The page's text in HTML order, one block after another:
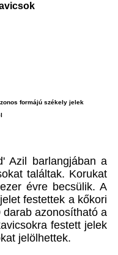
formájú székely jelek
Azil barlangjában a
találtak. Korukat
évre becsülik. A
festettek a kőkori
azonosítható a
festett jelek
jelölhettek.